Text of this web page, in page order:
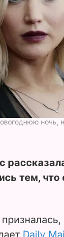
ночь,
тем, что
Daily